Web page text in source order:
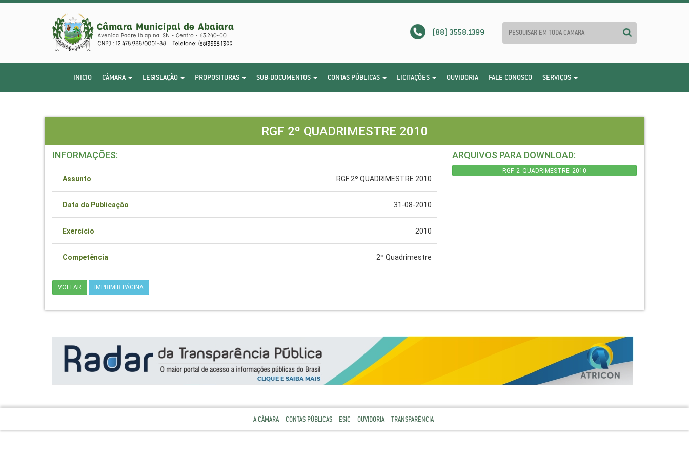
(88) 3558.1399
INICIO CÂMARA LEGISLAÇÃO PROPOSITURAS SUB-DOCUMENTOS CONTAS PÚBLICAS LICITAÇÕES OUVIDORIA FALE CONOSCO SERVIÇOS
RGF 2º QUADRIMESTRE 2010
INFORMAÇÕES:
Assunto RGF 2º QUADRIMESTRE 2010
Data da Publicação 31-08-2010
Exercício 2010
Competência 2º Quadrimestre
VOLTAR IMPRIMIR PÁGINA
ARQUIVOS PARA DOWNLOAD:
RGF_2_QUADRIMESTRE_2010
A CÂMARA CONTAS PÚBLICAS ESIC OUVIDORIA TRANSPARÊNCIA